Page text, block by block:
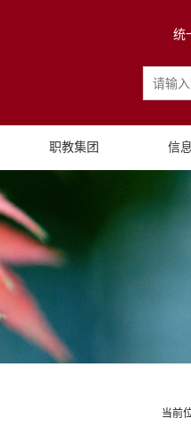
统
职教集团 信
当前